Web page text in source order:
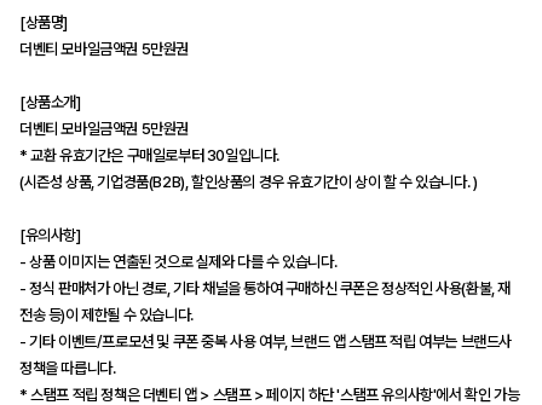
[상품명]
더벤티 모바일금액권 5만원권
[상품소개]
더벤티 모바일금액권 5만원권
* 교환 유효기간은 구매일로부터 30일입니다.
(시즌성 상품, 기업경품(B2B), 할인상품의 경우 유효기간이 상이 할 수 있습니다. )
[유의사항]
- 상품 이미지는 연출된 것으로 실제와 다를 수 있습니다.
- 정식 판매처가 아닌 경로, 기타 채널을 통하여 구매하신 쿠폰은 정상적인 사용(환불, 재
전송 등)이 제한될 수 있습니다.
- 기타 이벤트/프로모션 및 쿠폰 중복 사용 여부, 브랜드 앱 스탬프 적립 여부는 브랜드사
정책을 따릅니다.
* 스탬프 적립 정책은 더벤티 앱 > 스탬프 > 페이지 하단 '스탬프 유의사항'에서 확인 가능